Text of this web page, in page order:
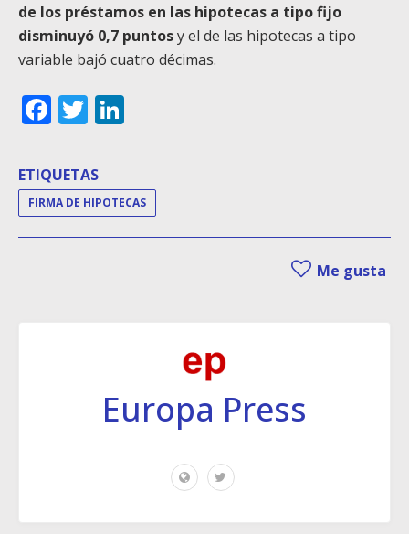
de los préstamos en las hipotecas a tipo fijo
disminuyó 0,7 puntosy el de las hipotecas a tipo
variable bajó cuatro décimas.
Facebook
Twitter
ETIQUETAS
FIRMA DE HIPOTECAS
Me gusta
Europa Press